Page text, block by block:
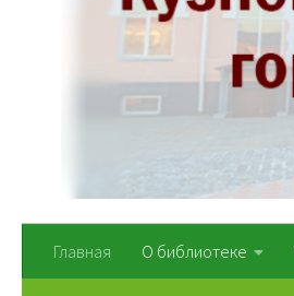
Главная О библиотеке